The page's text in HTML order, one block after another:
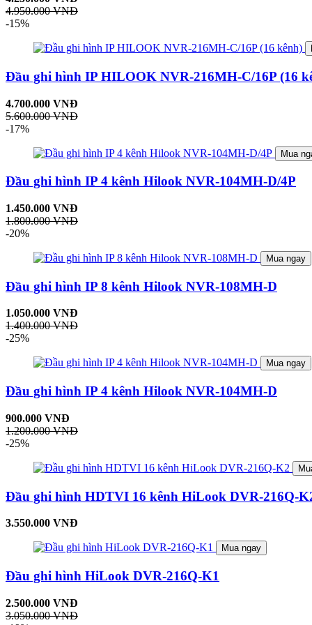
4.950.000 VNĐ
-15%
Đầu ghi hình IP HILOOK NVR-216MH-C/16P (16
4.700.000 VNĐ
5.600.000 VNĐ
-17%
Mua
Đầu ghi hình IP 4 kênh Hilook NVR-104MH-D/4P
1.450.000 VNĐ
1.800.000 VNĐ
-20%
Mua ngay
Đầu ghi hình IP 8 kênh Hilook NVR-108MH-D
1.050.000 VNĐ
1.400.000 VNĐ
-25%
Mua ngay
Đầu ghi hình IP 4 kênh Hilook NVR-104MH-D
900.000 VNĐ
1.200.000 VNĐ
-25%
Đầu ghi hình HDTVI 16 kênh HiLook DVR-216Q-
3.550.000 VNĐ
Mua ngay
Đầu ghi hình HiLook DVR-216Q-K1
2.500.000 VNĐ
3.050.000 VNĐ